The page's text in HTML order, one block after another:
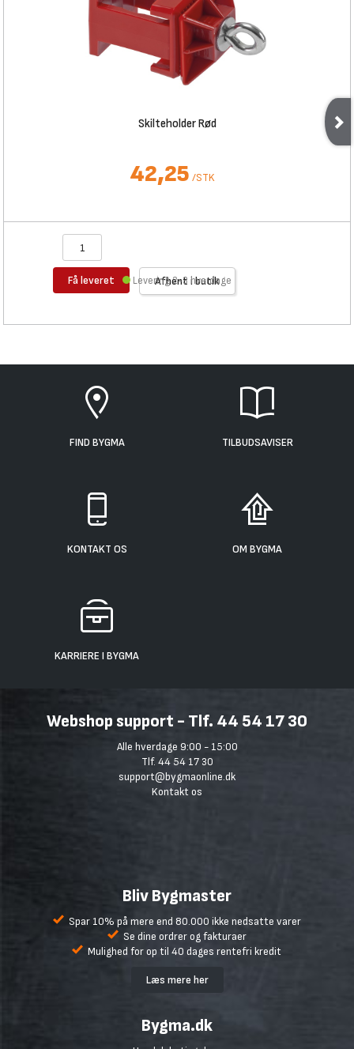
Skilteholder Rød
42,25 /STK
Få leveret Afhent i butik
Levering 2-3 hverdage
FIND BYGMA TILBUDSAVISER
KONTAKT OS OM BYGMA
KARRIERE I BYGMA
Webshop support - Tlf. 44 54 17 30
Alle hverdage 9:00 - 15:00
Tlf. 44 54 17 30
support@bygmaonline.dk
Kontakt os
Bliv Bygmaster
Spar 10% på mere end 80.000 ikke nedsatte varer
Se dine ordrer og fakturaer
Mulighed for op til 40 dages rentefri kredit
Læs mere her
Bygma.dk